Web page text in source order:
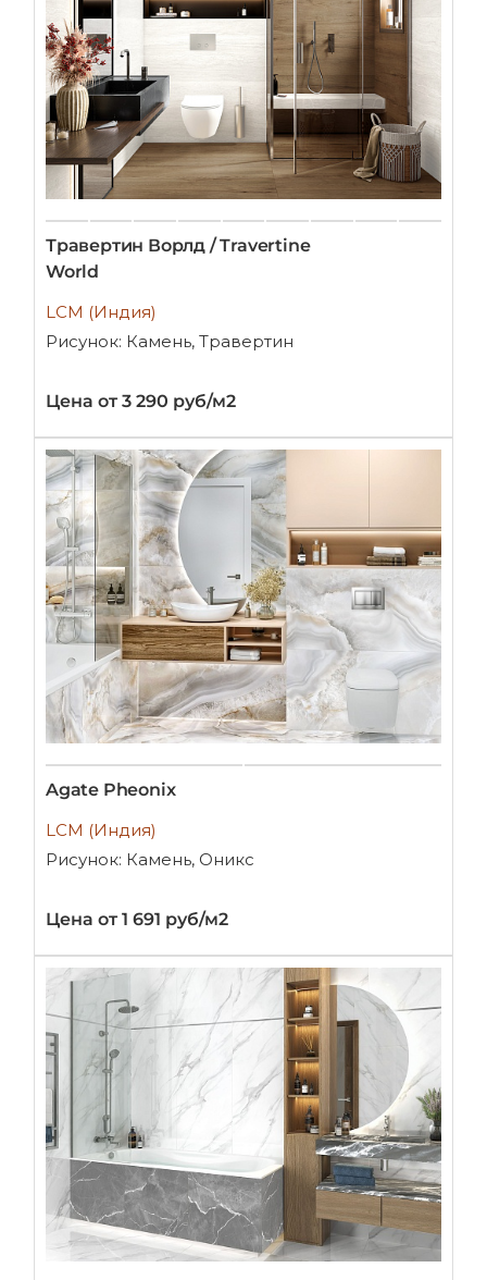
Травертин Ворлд / Travertine
World
LCM (Индия)
Рисунок: Камень, Травертин
Цена от 3 290 руб/м2
Agate Pheonix
LCM (Индия)
Рисунок: Камень, Оникс
Цена от 1 691 руб/м2